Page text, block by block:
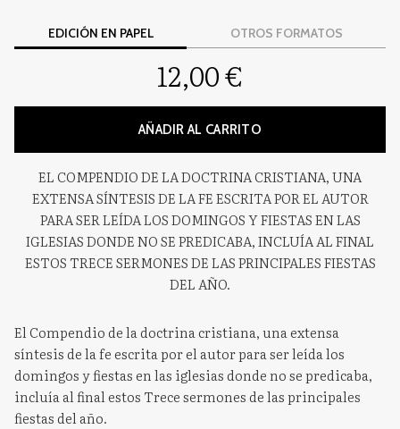
EDICIÓN EN PAPEL OTROS FORMATOS
12,00 €
AÑADIR AL CARRITO
EL COMPENDIO DE LA DOCTRINA CRISTIANA, UNA
EXTENSA SÍNTESIS DE LA FE ESCRITA POR EL AUTOR
PARA SER LEÍDA LOS DOMINGOS Y FIESTAS EN LAS
IGLESIAS DONDE NO SE PREDICABA, INCLUÍA AL FINAL
ESTOS TRECE SERMONES DE LAS PRINCIPALES FIESTAS
DEL AÑO.
El Compendio de la doctrina cristiana, una extensa
síntesis de la fe escrita por el autor para ser leída los
domingos y fiestas en las iglesias donde no se predicaba,
incluía al final estos Trece sermones de las principales
fiestas del año.